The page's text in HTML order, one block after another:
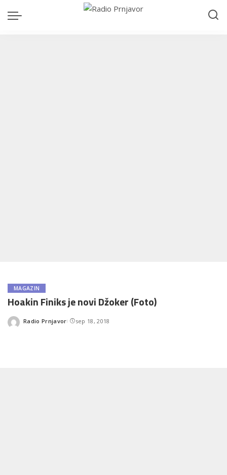
MAGAZIN
Hoakin Finiks je novi Džoker (Foto)
Posted
Radio Prnjavor sep 18, 2018